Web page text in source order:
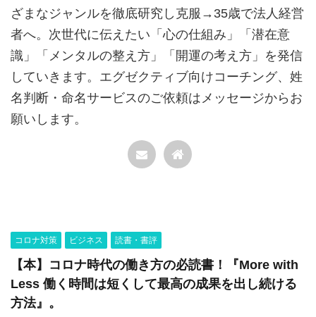
ざまなジャンルを徹底研究し克服→35歳で法人経営
者へ。次世代に伝えたい「心の仕組み」「潜在意
識」「メンタルの整え方」「開運の考え方」を発信
していきます。エグゼクティブ向けコーチング、姓
名判断・命名サービスのご依頼はメッセージからお
願いします。
コロナ対策 ビジネス 読書・書評
【本】コロナ時代の働き方の必読書！『More with
Less 働く時間は短くして最高の成果を出し続ける
方法』。